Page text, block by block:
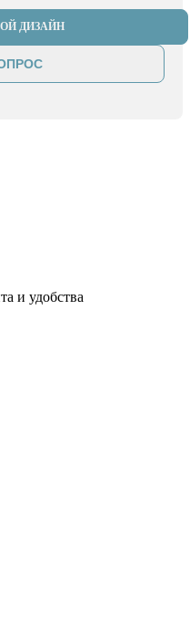
ДИЗАЙН
и удобства